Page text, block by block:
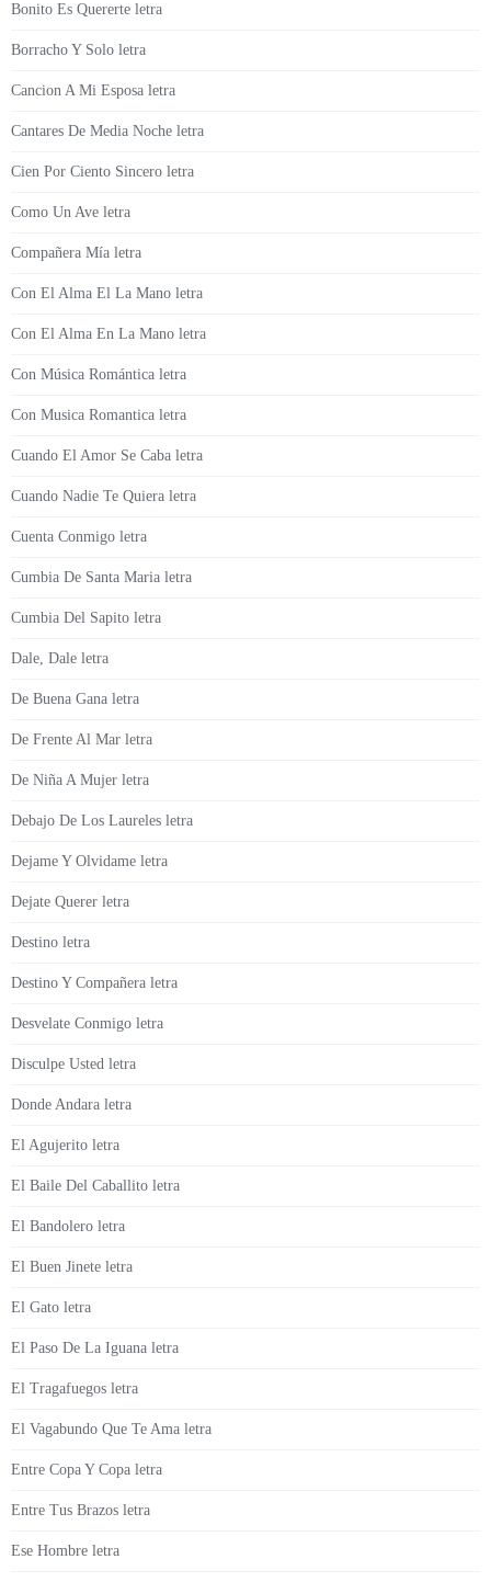
Bonito Es Quererte letra
Borracho Y Solo letra
Cancion A Mi Esposa letra
Cantares De Media Noche letra
Cien Por Ciento Sincero letra
Como Un Ave letra
Compañera Mía letra
Con El Alma El La Mano letra
Con El Alma En La Mano letra
Con Música Romántica letra
Con Musica Romantica letra
Cuando El Amor Se Caba letra
Cuando Nadie Te Quiera letra
Cuenta Conmigo letra
Cumbia De Santa Maria letra
Cumbia Del Sapito letra
Dale, Dale letra
De Buena Gana letra
De Frente Al Mar letra
De Niña A Mujer letra
Debajo De Los Laureles letra
Dejame Y Olvidame letra
Dejate Querer letra
Destino letra
Destino Y Compañera letra
Desvelate Conmigo letra
Disculpe Usted letra
Donde Andara letra
El Agujerito letra
El Baile Del Caballito letra
El Bandolero letra
El Buen Jinete letra
El Gato letra
El Paso De La Iguana letra
El Tragafuegos letra
El Vagabundo Que Te Ama letra
Entre Copa Y Copa letra
Entre Tus Brazos letra
Ese Hombre letra